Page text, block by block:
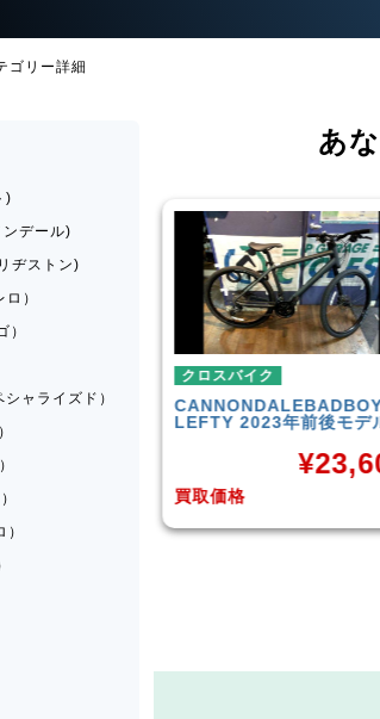
ゴリー詳細
あ
BADBOY3
後モデル
クロスバイク
GIOSMIATRAL 2019年
モデル
買取価格
¥
)
デール)
ヂストン)
）
）
ャライズド）